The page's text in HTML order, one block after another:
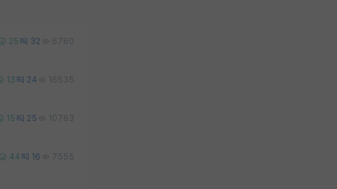
25 32 6760
13 24 16535
15 25 10763
44 16 7555